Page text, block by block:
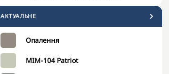
АКТУАЛЬНЕ
Опалення
MIM-104 Patriot